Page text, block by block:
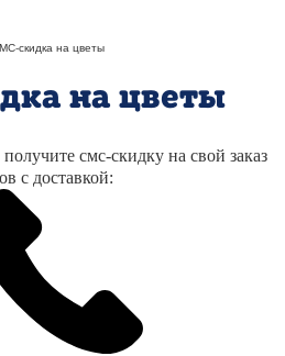
на цветы
смс-скидку на свой заказ
с доставкой: